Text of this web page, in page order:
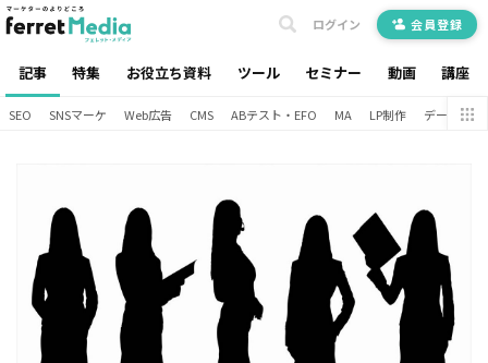
記事 特集 お役立ち資料 ツール セミナー 動画 講座
ログイン 会員登録
SEO SNSマーケ Web広告 CMS ABテスト・EFO MA LP制作 データ分析